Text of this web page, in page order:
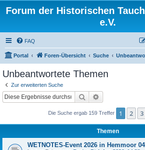
Forum der Historischen
e.V.
FAQ
Portal Foren-Übersicht Suche
Unbeantwortete Themen
Zur erweiterten Suche
Suche
Die Suche ergab 159 Treffer 1 2 3
Themen
WETNOTES-Event 2026 in Hemmoor